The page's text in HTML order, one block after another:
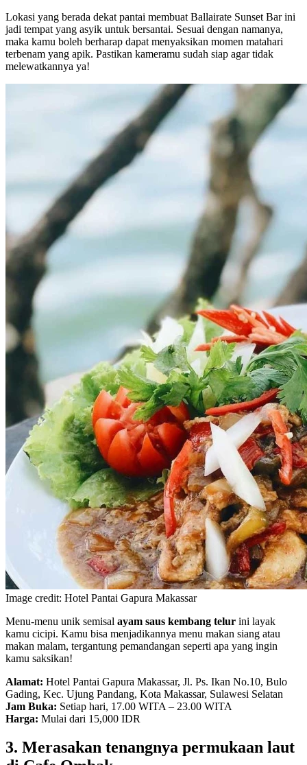
Lokasi yang berada dekat pantai membuat Ballairate Sunset Bar ini
jadi tempat yang asyik untuk bersantai. Sesuai dengan namanya,
maka kamu boleh berharap dapat menyaksikan momen matahari
terbenam yang apik. Pastikan kameramu sudah siap agar tidak
melewatkannya ya!
Image credit: Hotel Pantai Gapura Makassar
Menu-menu unik semisal ayam saus kembang telur ini layak
kamu cicipi. Kamu bisa menjadikannya menu makan siang atau
makan malam, tergantung pemandangan seperti apa yang ingin
kamu saksikan!
Alamat: Hotel Pantai Gapura Makassar, Jl. Ps. Ikan No.10, Bulo
Gading, Kec. Ujung Pandang, Kota Makassar, Sulawesi Selatan
Jam Buka: Setiap hari, 17.00 WITA – 23.00 WITA
Harga: Mulai dari 15,000 IDR
3. Merasakan tenangnya permukaan laut